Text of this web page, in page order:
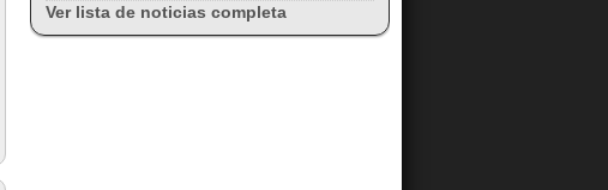
Ver lista de noticias completa